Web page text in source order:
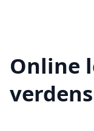
Online